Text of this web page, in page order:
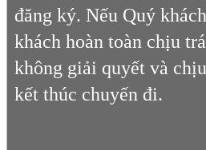
đăng ký. Nếu Quý
khách hoàn toàn chịu
không giải quyết và
kết thúc chuyến đi.